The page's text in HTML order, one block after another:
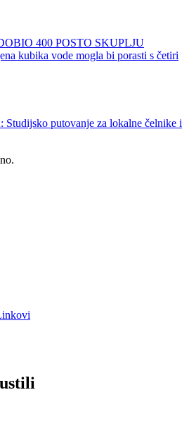
400 POSTO SKUPLJU
kubika vode mogla bi porasti s četiri
putovanje za lokalne čelnike i